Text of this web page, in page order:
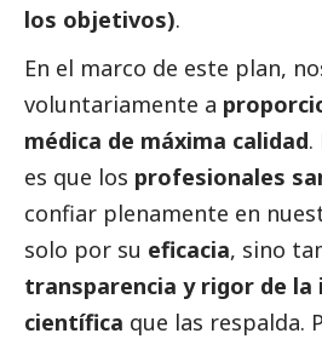
los objetivos).
En el marco de este plan,
voluntariamente a
médica de máxima calidad.
es que los profesionales
confiar plenamente en
solo por su eficacia, sino
transparencia y rigor de la
científica que las respalda.